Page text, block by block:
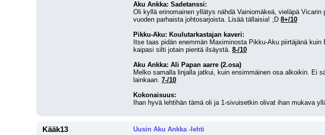
Aku Ankka: Sadetanssi:
Oli kyllä erinomainen yllätys nähdä Vainiomäkeä, vieläpä
vuoden parhaista johtosarjoista. Lisää tällaisia! ;D 8+/10
Pikku-Aku: Koulutarkastajan kaveri:
Itse taas pidän enemmän Maximinosta Pikku-Aku piirtäjänä
kaipasi silti jotain pientä ilsäystä. 8-/10
Aku Ankka: Ali Papan aarre (2.osa)
Melko samalla linjalla jatkui, kuin ensimmäinen osa alkoikin. Ei
lainkaan. 7-/10
Kokonaisuus:
Ihan hyvä lehtihän tämä oli ja 1-sivuisetkin olivat ihan mukava
Kääk13 Uusin Aku Ankka -lehti